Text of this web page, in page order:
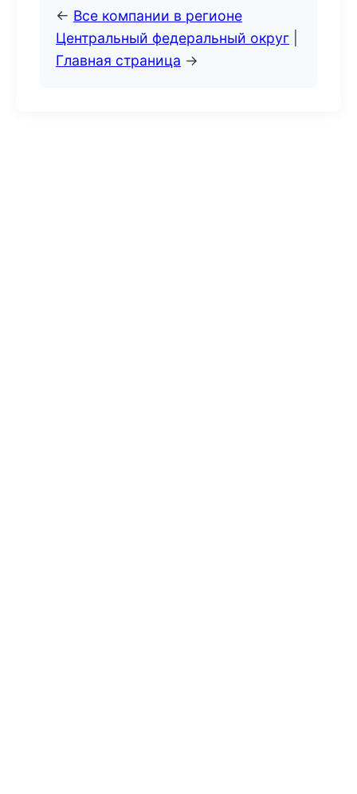
← Все компании в регионе
Центральный федеральный округ
Главная страница →